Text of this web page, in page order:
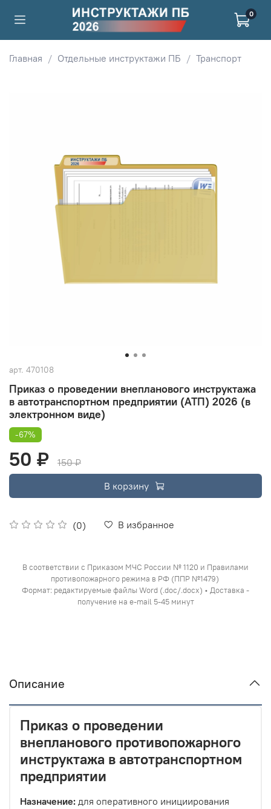
0
Главная Отдельные инструктажи ПБ Транспорт
арт. 470108
Приказ о проведении внепланового инструктажа
в автотранспортном предприятии (АТП) 2026 (в
электронном виде)
(0) В избранное
-67%
50 ₽
150 ₽
В корзину
В соответствии с Приказом МЧС России № 1120 и Правилами
противопожарного режима в РФ (ППР №1479)
Формат: редактируемые файлы Word (.doc/.docx) • Доставка -
получение на e-mail 5-45 минут
Описание
Приказ о проведении
внепланового противопожарного
инструктажа в автотранспортном
предприятии
Назначение: для оперативного инициирования